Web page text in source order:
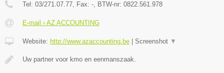
Tel: 03/271.07.77, Fax: -, BTW-nr: 0822.561.978
E-mail › AZ ACCOUNTING
Website: http://www.azaccounting.be Screenshot ▼
Uw partner voor kmo en eenmanszaak.